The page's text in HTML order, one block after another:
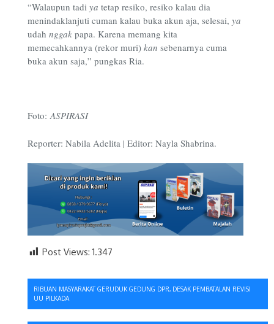
“Walaupun tadi ya tetap resiko, resiko kalau dia
menindaklanjuti cuman kalau buka akun aja, selesai, ya
udah nggak papa. Karena memang kita
memecahkannya (rekor muri) kan sebenarnya cuma
buka akun saja,” pungkas Ria.
Foto:ASPIRASI
Reporter: Nabila Adelita | Editor: Nayla Shabrina.
Post Views: 1.347
Navigasi
pos
RIBUAN MASYARAKAT GERUDUK GEDUNG DPR, DESAK PEMBATALAN REVISI
UU PILKADA